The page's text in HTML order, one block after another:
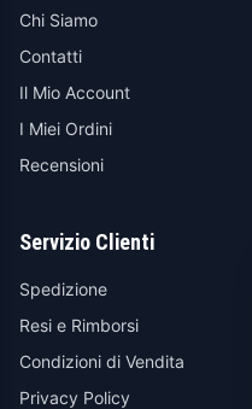
Chi Siamo
Contatti
Il Mio Account
I Miei Ordini
Recensioni
Servizio Clienti
Spedizione
Resi e Rimborsi
Condizioni di Vendita
Privacy Policy